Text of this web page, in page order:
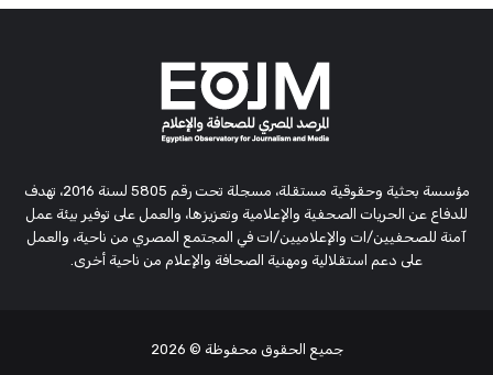
مؤسسة بحثية وحقوقية مستقلة، مسجلة تحت رقم 5805 لسنة 2016، تهدف
للدفاع عن الحريات الصحفية والإعلامية وتعزيزها، والعمل على توفير بيئة عمل
آمنة للصحفيين/ات والإعلاميين/ات في المجتمع المصري من ناحية، والعمل
على دعم استقلالية ومهنية الصحافة والإعلام من ناحية أخرى.
جميع الحقوق محفوظة © 2026